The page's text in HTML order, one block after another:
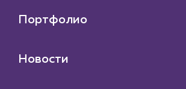
Портфолио
Новости